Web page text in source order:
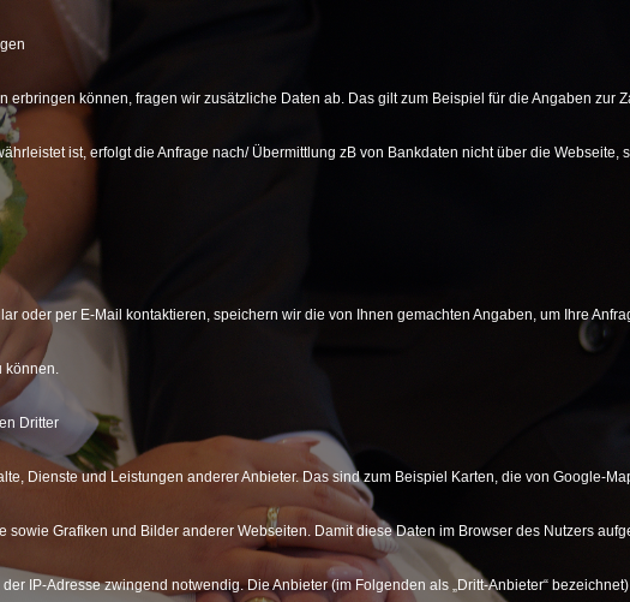
erbringen können, fragen wir zusätzliche Daten ab. Das gilt zum Beispiel für die Angaben zur
ist, erfolgt die Anfrage nach/ Übermittlung zB von Bankdaten nicht über die Webseite,
oder per E-Mail kontaktieren, speichern wir die von Ihnen gemachten Angaben, um Ihre
können.
Dritter
Dienste und Leistungen anderer Anbieter. Das sind zum Beispiel Karten, die von Google-
sowie Grafiken und Bilder anderer Webseiten. Damit diese Daten im Browser des Nutzers
IP-Adresse zwingend notwendig. Die Anbieter (im Folgenden als „Dritt-Anbieter“